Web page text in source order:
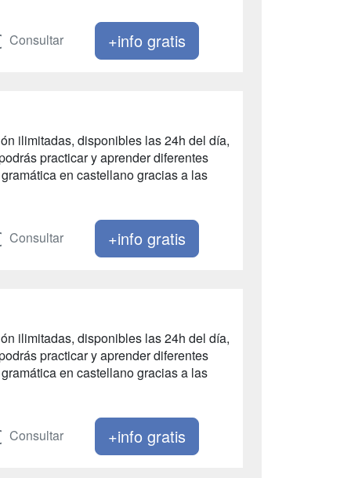
Consultar +info gratis
ilimitadas, disponibles las 24h del día,
practicar y aprender diferentes
en castellano gracias a las
Consultar +info gratis
ilimitadas, disponibles las 24h del día,
practicar y aprender diferentes
en castellano gracias a las
Consultar +info gratis